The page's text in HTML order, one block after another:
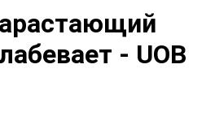
- UOB